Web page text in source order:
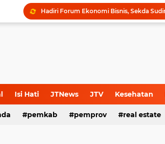
Isi Hati JTNews JTV Kesehatan
TNI-Polri
pemkab pemprov real estate